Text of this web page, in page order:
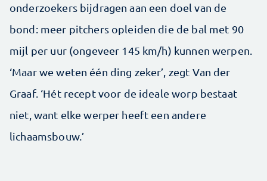
onderzoekers bijdragen aan een doel van de
bond: meer pitchers opleiden die de bal met 90
mijl per uur (ongeveer 145 km/h) kunnen werpen.
‘Maar we weten één ding zeker’, zegt Van der
Graaf. ‘Hét recept voor de ideale worp bestaat
niet, want elke werper heeft een andere
lichaamsbouw.’